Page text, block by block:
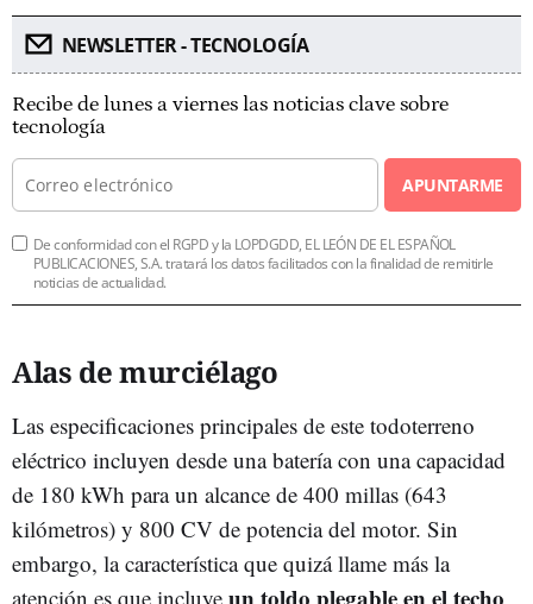
NEWSLETTER - TECNOLOGÍA
Recibe de lunes a viernes las noticias clave sobre
tecnología
APUNTARME
De conformidad con el RGPD y la LOPDGDD, EL LEÓN DE EL ESPAÑOL
PUBLICACIONES, S.A. tratará los datos facilitados con la finalidad de remitirle
noticias de actualidad.
Alas de murciélago
Las especificaciones principales de este todoterreno
eléctrico incluyen desde una batería con una capacidad
de 180 kWh para un alcance de 400 millas (643
kilómetros) y 800 CV de potencia del motor. Sin
embargo, la característica que quizá llame más la
atención es que incluye un toldo plegable en el techo